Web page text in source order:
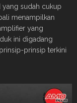
yang sudah cukup
menampilkan
yang
ini digadang
prinsip terkini